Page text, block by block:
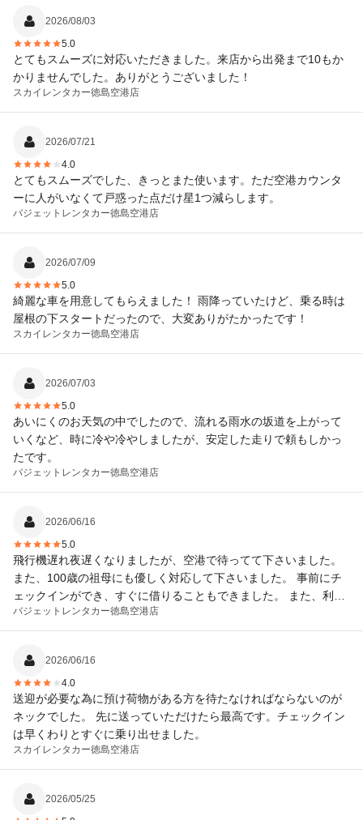
2026/08/03
5.0
とてもスムーズに対応いただきました。来店から出発まで10もか
かりませんでした。ありがとうございました！
スカイレンタカー徳島空港店
2026/07/21
4.0
とてもスムーズでした、きっとまた使います。ただ空港カウンタ
ーに人がいなくて戸惑った点だけ星1つ減らします。
バジェットレンタカー徳島空港店
2026/07/09
5.0
綺麗な車を用意してもらえました！ 雨降っていたけど、乗る時は
屋根の下スタートだったので、大変ありがたかったです！
スカイレンタカー徳島空港店
2026/07/03
5.0
あいにくのお天気の中でしたので、流れる雨水の坂道を上がって
いくなど、時に冷や冷やしましたが、安定した走りで頼もしかっ
たです。
バジェットレンタカー徳島空港店
2026/06/16
5.0
飛行機遅れ夜遅くなりましたが、空港で待ってて下さいました。
また、100歳の祖母にも優しく対応して下さいました。 事前にチ
ェックインができ、すぐに借りることもできました。 また、利用
させて頂きたいです。 ありがとうございました。
バジェットレンタカー徳島空港店
2026/06/16
4.0
送迎が必要な為に預け荷物がある方を待たなければならないのが
ネックでした。 先に送っていただけたら最高です。チェックイン
は早くわりとすぐに乗り出せました。
スカイレンタカー徳島空港店
2026/05/25